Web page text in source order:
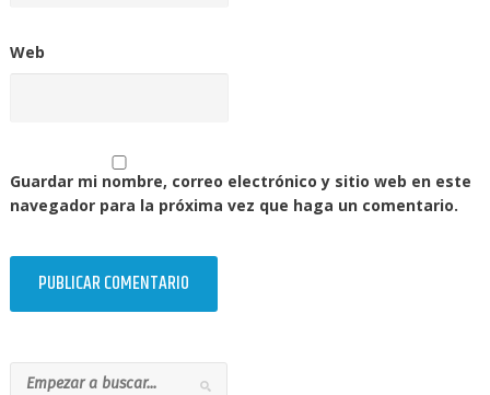
Web
Guardar mi nombre, correo electrónico y sitio web en este
navegador para la próxima vez que haga un comentario.